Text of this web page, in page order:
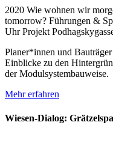
2020 Wie wohnen wir
tomorrow? Führungen &
Uhr Projekt
Planer*innen und
Einblicke zu den
der Modulsystembauweise.
Mehr erfahren
Wiesen-Dialog: